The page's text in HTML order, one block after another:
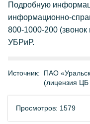
Подробную
информационно-
800-1000-200
УБРиР.
Источник:
ПАО
(лицензия
Просмотров: 1579